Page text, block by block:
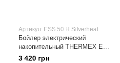
Артикул: ESS 50 H Silverheat
Бойлер электрический
накопительный THERMEX ESS
50 H Silverheat
3 420 грн